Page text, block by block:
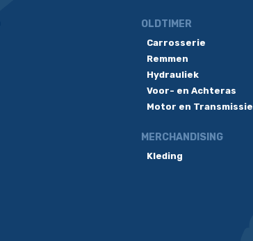
OLDTIMER
Carrosserie
Remmen
Hydrauliek
Voor- en Achteras
Motor en Transmissie
MERCHANDISING
Kleding